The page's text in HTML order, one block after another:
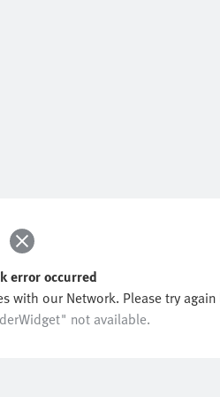
error occurred
with our Network. Please try again
not available.